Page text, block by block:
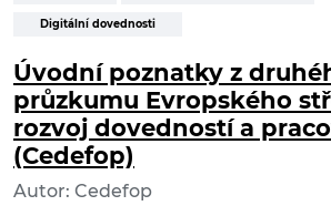
Digitální dovednosti
Úvodní poznatky z
průzkumu Evropského
rozvoj dovedností a
(Cedefop)
Autor: Cedefop